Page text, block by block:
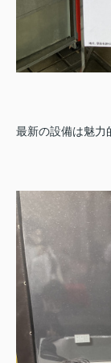
最新の設備は魅力